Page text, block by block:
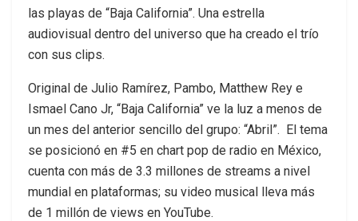
las playas de “Baja California”. Una estrella
audiovisual dentro del universo que ha creado el trío
con sus clips.
Original de Julio Ramírez, Pambo, Matthew Rey e
Ismael Cano Jr, “Baja California” ve la luz a menos de
un mes del anterior sencillo del grupo: “Abril”. El tema
se posicionó en #5 en chart pop de radio en México,
cuenta con más de 3.3 millones de streams a nivel
mundial en plataformas; su video musical lleva más
de 1 millón de views en YouTube.